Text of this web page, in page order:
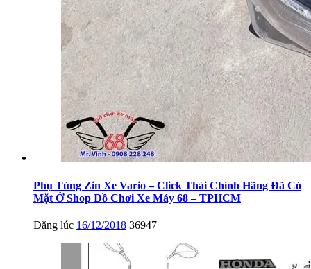
Phụ Tùng Zin Xe Vario – Click Thái Chính Hãng Đã Có
Mặt Ở Shop Đồ Chơi Xe Máy 68 – TPHCM
Đăng lúc 16/12/2018 36947